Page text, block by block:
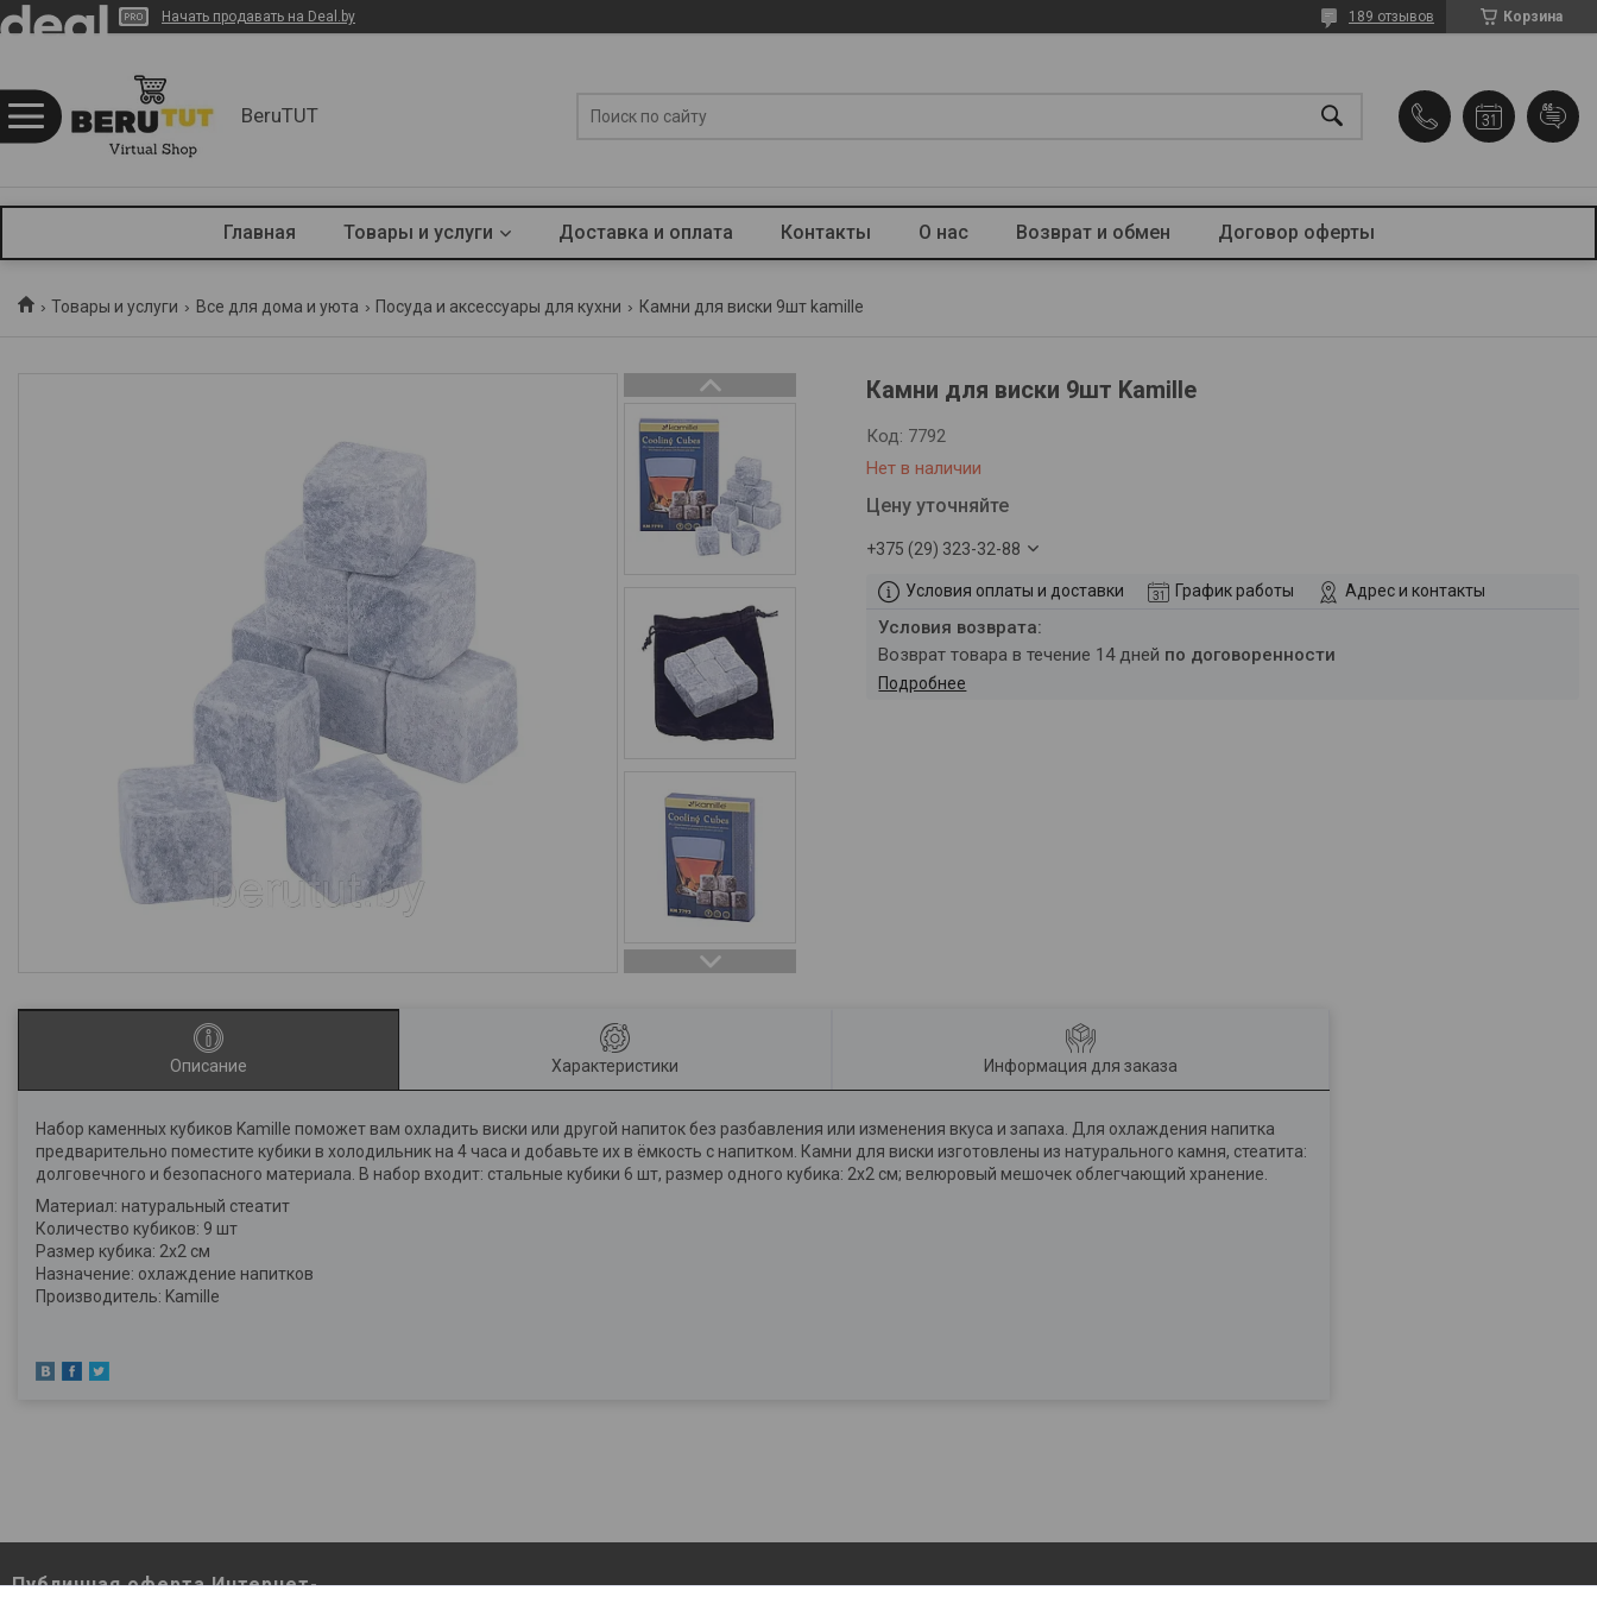
Начать продавать на Deal.by Корзина
189 отзывов
BeruTUT
Главная Товары и услуги Доставка и оплата Контакты О нас Возврат и обмен Договор оферты
Товары и услуги Все для дома и уюта Посуда и аксессуары для кухни Камни для виски 9шт kamille
Камни для виски 9шт Kamille
Нет в наличии
Код: 7792
Цену уточняйте
+375 (29) 323-32-88
Условия оплаты и доставки График работы Адрес и контакты
возврат товара в течение 14 дней по договоренности
Подробнее
Описание Характеристики Информация для заказа
Набор каменных кубиков Kamille поможет вам охладить виски или другой напиток без разбавления или изменения вкуса и запаха. Для охлаждения напитка
предварительно поместите кубики в холодильник на 4 часа и добавьте их в ёмкость с напитком. Камни для виски изготовлены из натурального камня, стеатита:
долговечного и безопасного материала. В набор входит: стальные кубики 6 шт, размер одного кубика: 2х2 см; велюровый мешочек облегчающий хранение.
Материал: натуральный стеатит
Количество кубиков: 9 шт
Размер кубика: 2х2 см
Назначение: охлаждение напитков
Производитель: Kamille
Публичная оферта Интернет-